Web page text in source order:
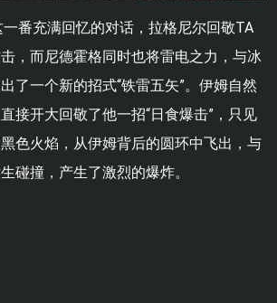
番充满回忆的对话，拉格尼尔回敬TA
，而尼德霍格同时也将雷电之力，与冰
了一个新的招式“铁雷五矢”。伊姆自然
接开大回敬了他一招“日食爆击”，只见
色火焰，从伊姆背后的圆环中飞出，与
碰撞，产生了激烈的爆炸。